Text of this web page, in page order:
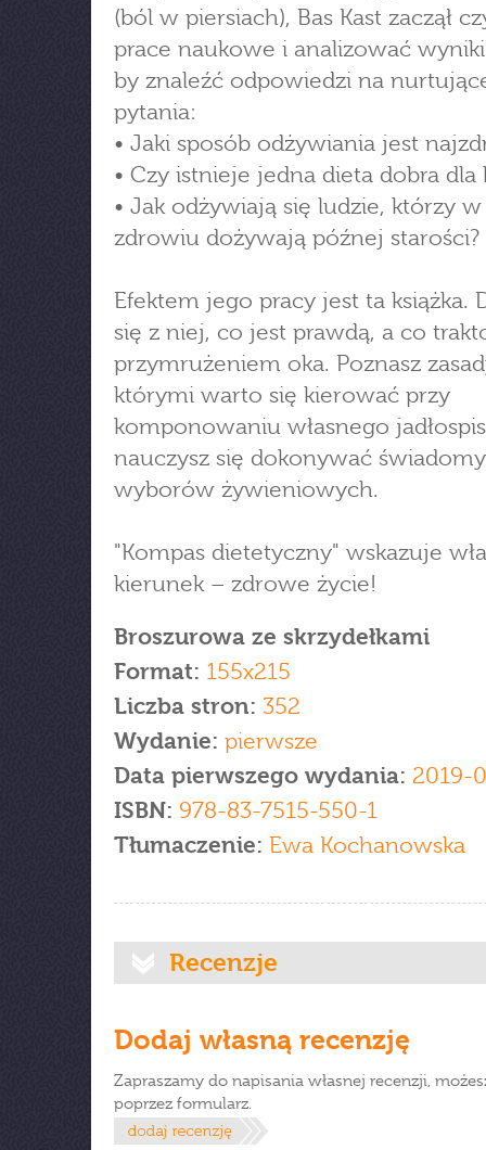
(ból w piersiach), Bas Kast zaczął
prace naukowe i analizować
by znaleźć odpowiedzi na
pytania:
• Jaki sposób odżywiania jest
• Czy istnieje jedna dieta dobra dla
• Jak odżywiają się ludzie, którzy
zdrowiu dożywają późnej starości?
Efektem jego pracy jest ta książka.
się z niej, co jest prawdą, a co
przymrużeniem oka. Poznasz
którymi warto się kierować przy
komponowaniu własnego
nauczysz się dokonywać
wyborów żywieniowych.
"Kompas dietetyczny" wskazuje
kierunek – zdrowe życie!
Broszurowa ze skrzydełkami
Format: 155x215
Liczba stron: 352
Wydanie: pierwsze
Data pierwszego wydania: 2019-
ISBN: 978-83-7515-550-1
Tłumaczenie: Ewa Kochanowska
Recenzje
Dodaj własną recenzję
Zapraszamy do napisania własnej recenzji,
poprzez formularz.